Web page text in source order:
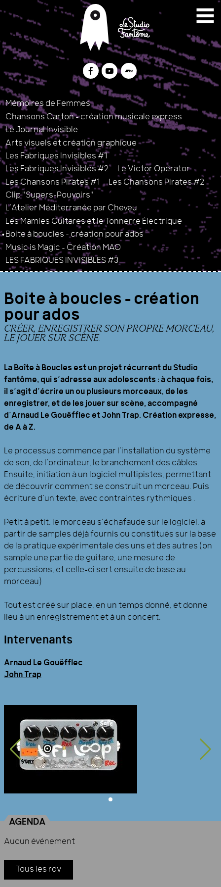
Contenu Plan du site
Le Studio Fantôme Collectif d’artistes
Facebook Bandcamp
Mémoires de Femmes
Chansons Carton - création musicale express
Le Journal Invisible
Arts visuels et création graphique
Les Fabriques Invisibles #1
Les Fabriques Invisibles #2
Le Victor Opérator
Les Chansons Pirates #1
Les Chansons Pirates #2
Clip "Supers-Pouvoirs"
L’Atelier Méditerranée par Cheveu
Les Mamies Guitares et le Tonnerre Électrique
Boite à boucles – création pour ados
Music is Magic - Création MAO
LES FABRIQUES INVISIBLES #3
Boite à boucles – création
pour ados
CRÉER, ENREGISTRER SON PROPRE MORCEAU,
LE JOUER SUR SCÈNE.
La Boîte à Boucles est un projet récurrent du Studio
fantôme, qui s’adresse aux adolescents : à chaque fois,
il s’agit d’écrire un ou plusieurs morceaux, de les
enregistrer, et de les jouer sur scène, accompagné
d’Arnaud Le Gouëfflec et John Trap. Création expresse,
de A à Z.
Le processus commence par l’installation du système
de son, de l’ordinateur, le branchement des câbles.
Ensuite, initiation à un logiciel multipistes, permettant
de découvrir comment se construit un morceau. Puis
écriture d’un texte, avec contraintes rythmiques .
Petit à petit, le morceau s’échafaude sur le logiciel, à
partir de samples déjà fournis ou constitués sur la base
de la pratique expérimentale des uns et des autres (on
sample une partie de guitare, une mesure de
percussions, et celle-ci sert ensuite de base au
morceau)
Tout est créé sur place, en un temps donné, et donne
lieu à un enregistrement et à un concert.
Intervenants
Arnaud Le Gouëfflec
John Trap
AGENDA
Aucun événement
Tous les rdv